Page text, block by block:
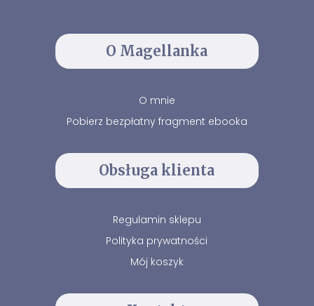
O Magellanka
O mnie
Pobierz bezpłatny fragment ebooka
Obsługa klienta
Regulamin sklepu
Polityka prywatności
Mój koszyk